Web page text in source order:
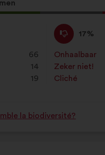
en
klik
op
"Zoeken"
66
14
19
Niet
mee
eens
:
17%
Dit
voorstel
is
gekwalificeerd
als:
Onhaalbaar
:keer
Zeker niet!
:keer
Cliché
:keer
la biodiversité?